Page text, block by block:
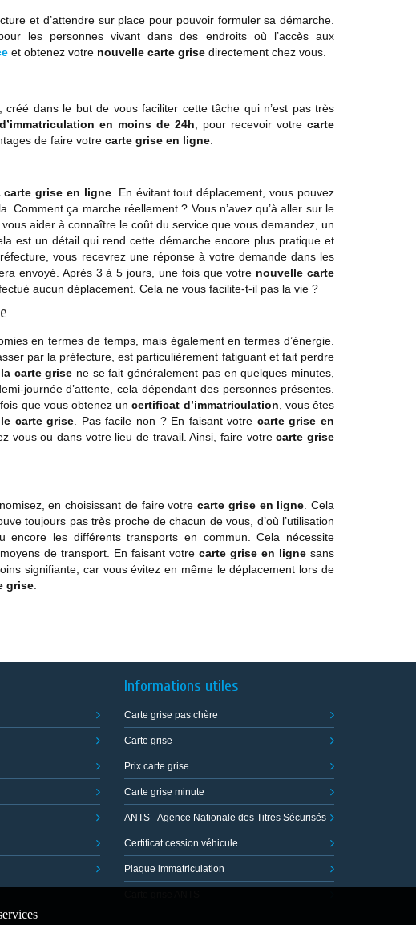
et d’attendre sur place pour pouvoir formuler sa démarche.
les personnes vivant dans des endroits où l’accès aux
et obtenez votre nouvelle carte grisedirectement chez vous.
dans le but de vous faciliter cette tâche qui n’est pas très
en moins de 24h , pour recevoir votrecarte
de faire votre carte grise en ligne.
carte grise en ligne. En évitant tout déplacement, vous pouvez
Comment ça marche réellement ? Vous n’avez qu’à aller sur le
aider à connaître le coût du service que vous demandez, un
est un détail qui rend cette démarche encore plus pratique et
vous recevrez une réponse à votre demande dans les
envoyé. Après 3 à 5 jours, une fois que votre nouvelle carte
aucun déplacement. Cela ne vous facilite-t-il pas la vie ?
en termes de temps, mais également en termes d’énergie.
par la préfecture, est particulièrement fatiguant et fait perdre
carte grise ne se fait généralement pas en quelques minutes,
journée d’attente, cela dépendant des personnes présentes.
que vous obtenez uncertificat d’immatriculation , vous êtes
carte grise . Pas facile non ? En faisant votre carte grise en
vous ou dans votre lieu de travail. Ainsi, faire votrecarte grise
en choisissant de faire votrecarte grise en ligne . Cela
toujours pas très proche de chacun de vous, d’où l’utilisation
les différents transports en commun. Cela nécessite
de transport. En faisant votre carte grise en ligne sans
signifiante, car vous évitez en même le déplacement lors de
grise.
Informations utiles
Carte grise pas chère
Carte grise
Prix carte grise
Carte grise minute
ANTS - Agence Nationale des Titres Sécurisés
Certificat cession véhicule
Plaque immatriculation